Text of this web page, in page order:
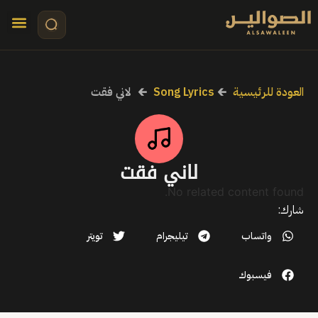
العودة للرئيسية 🡰
Song Lyrics
🡰 لاني فقت
لاني فقت
No related content found.
شارك:
واتساب تيليجرام تويتر
فيسبوك